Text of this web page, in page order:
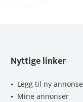
Nyttige linker
Legg til ny annonse
Mine annonser